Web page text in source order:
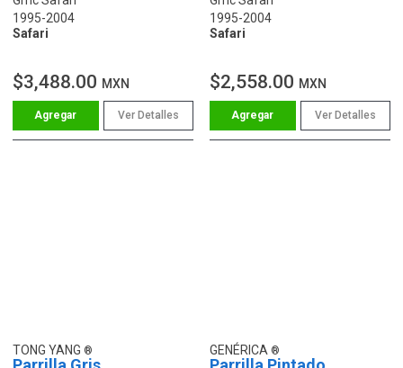
1995-2004
Safari
$3,488.00 MXN
Ver Detalles
1995-2004
Safari
$2,558.00 MXN
Ver Detalles
TONG YANG GENÉRICA